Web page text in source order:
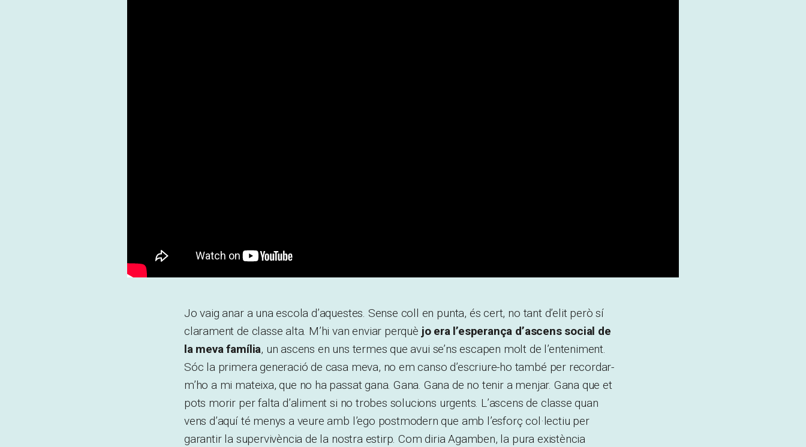
Jo vaig anar a una escola d’aquestes. Sense coll en punta, és cert, no tant d’elit però sí
clarament de classe alta. M’hi van enviar perquè jo era l’esperança d’ascens social de
la meva família, un ascens en uns termes que avui se’ns escapen molt de l’enteniment.
Sóc la primera generació de casa meva, no em canso d’escriure-ho també per recordar-
m’ho a mi mateixa, que no ha passat gana. Gana. Gana de no tenir a menjar. Gana que et
pots morir per falta d’aliment si no trobes solucions urgents. L’ascens de classe quan
vens d’aquí té menys a veure amb l’ego postmodern que amb l’esforç col·lectiu per
garantir la supervivència de la nostra estirp. Com diria Agamben, la pura existència